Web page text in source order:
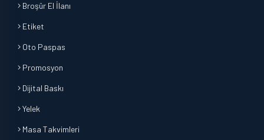
Broşür El İlanı
Etiket
Oto Paspas
Promosyon
Dijital Baskı
Yelek
Masa Takvimleri